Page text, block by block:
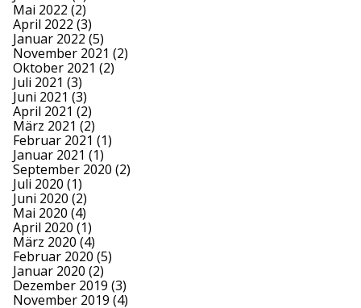
Mai 2022 (2)
April 2022 (3)
Januar 2022 (5)
November 2021 (2)
Oktober 2021 (2)
Juli 2021 (3)
Juni 2021 (3)
April 2021 (2)
März 2021 (2)
Februar 2021 (1)
Januar 2021 (1)
September 2020 (2)
Juli 2020 (1)
Juni 2020 (2)
Mai 2020 (4)
April 2020 (1)
März 2020 (4)
Februar 2020 (5)
Januar 2020 (2)
Dezember 2019 (3)
November 2019 (4)